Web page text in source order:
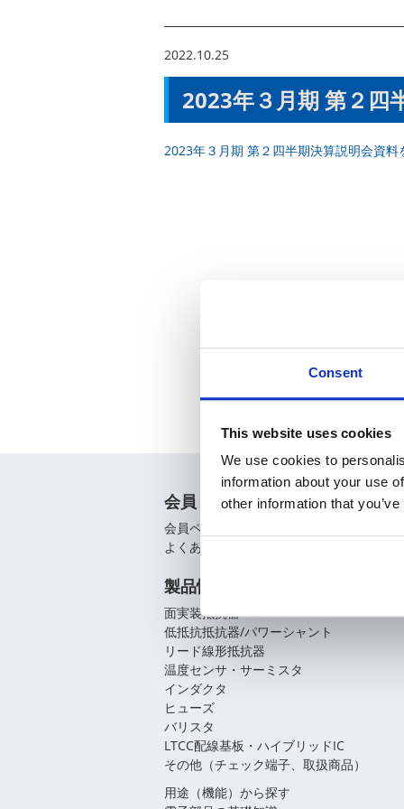
Consent
This website uses cookies
We use cookies to
information about your use
other information that
2022.10.25
2023年３月期 第２四
2023年３月期 第２四半期決算説明会資料
会員
会員ページ
よくあるご質問（FAQ）
製品情報
面実装抵抗器
低抵抗抵抗器/パワーシャント
リード線形抵抗器
温度センサ・サーミスタ
インダクタ
ヒューズ
バリスタ
LTCC配線基板・ハイブリッドIC
その他（チェック端子、取扱商品）
用途（機能）から探す